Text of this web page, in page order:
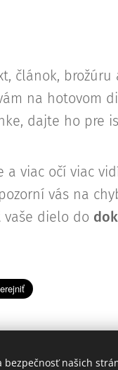
článok,
na hotovom
dajte ho pre
a viac očí viac
vás na
dielo do
našich